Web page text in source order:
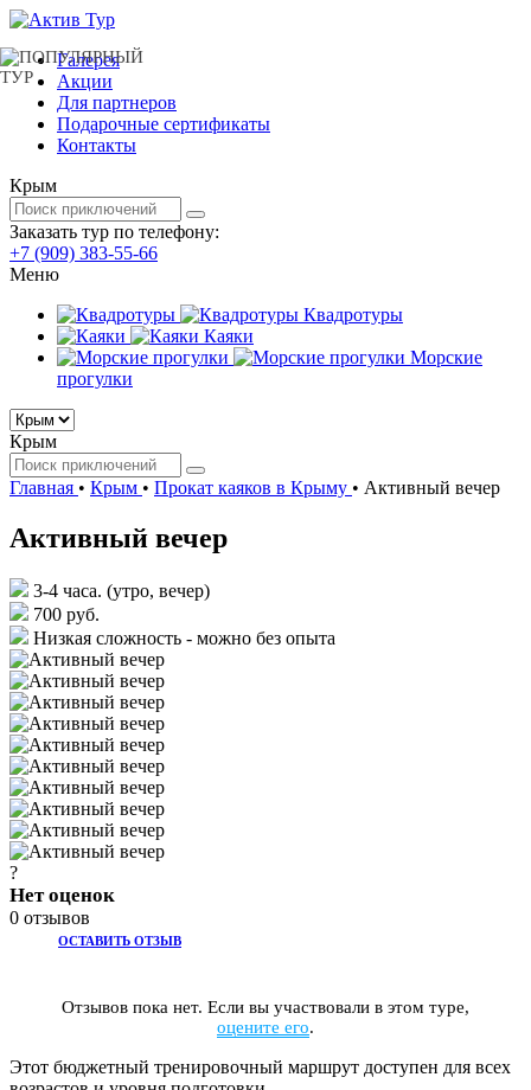
Галерея
Акции
Для партнеров
Подарочные сертификаты
Контакты
Крым
Заказать тур по телефону:
+7 (909) 383-55-66
Меню
Квадротуры
Каяки
Морские
прогулки
Крым
Главная • Крым • Прокат каяков в Крыму • Активный вечер
Активный вечер
3-4 часа. (утро, вечер)
700 руб.
Низкая сложность - можно без опыта
?
Нет оценок
0 отзывов
ОСТАВИТЬ ОТЗЫВ
Отзывов пока нет. Если вы участвовали в этом туре,
оцените его.
Этот бюджетный тренировочный маршрут доступен для всех